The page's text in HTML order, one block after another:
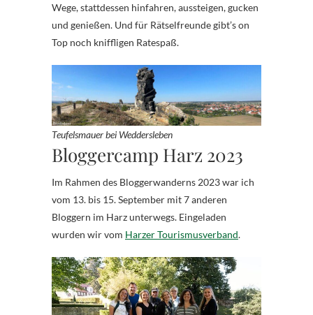
Wege, stattdessen hinfahren, aussteigen, gucken
und genießen. Und für Rätselfreunde gibt’s on
Top noch kniffligen Ratespaß.
Teufelsmauer bei Weddersleben
Bloggercamp Harz 2023
Im Rahmen des Bloggerwanderns 2023 war ich
vom 13. bis 15. September mit 7 anderen
Bloggern im Harz unterwegs. Eingeladen
wurden wir vom Harzer Tourismusverband.